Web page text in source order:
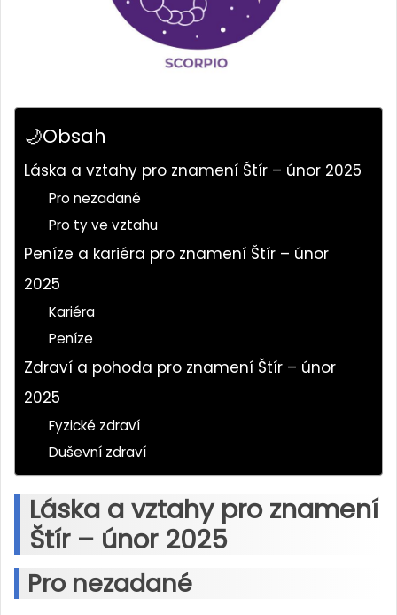
🌙Obsah
Láska a vztahy pro znamení Štír – únor 2025
Pro nezadané
Pro ty ve vztahu
Peníze a kariéra pro znamení Štír – únor
2025
Kariéra
Peníze
Zdraví a pohoda pro znamení Štír – únor
2025
Fyzické zdraví
Duševní zdraví
Láska a vztahy pro znamení
Štír – únor 2025
Pro nezadané